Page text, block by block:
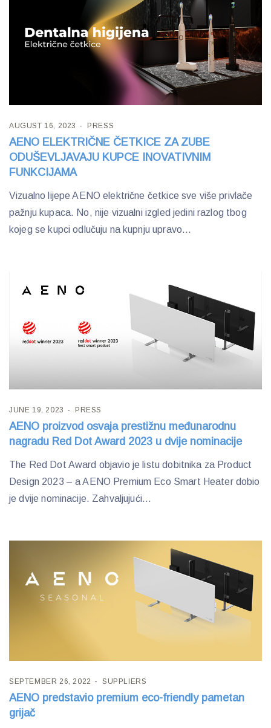
AUGUST 16, 2023 PRESS
AENO ELEKTRIČNE ČETKICE ZA ZUBE
ODUŠEVLJAVAJU KUPCE INOVATIVNIM
FUNKCIJAMA
Vizualno lijepe AENO električne četkice sve više privlače
pažnju kupaca. No, nije vizualni izgled jedini razlog tbog
kojeg se kupci odlučuju na kupnju upravo...
JUNE 19, 2023 PRESS
AENO proizvod osvaja prestižnu međunarodnu
nagradu Red Dot Award 2023 u dvije nominacije
The Red Dot Award objavio je listu dobitnika za Product
Design 2023 – a AENO Premium Eco Smart Heater dobio
je dvije nominacije. Zahvaljujući...
SEPTEMBER 26, 2022 SUPPLIERS
AENO predstavio premium eco-friendly pametan
grijač